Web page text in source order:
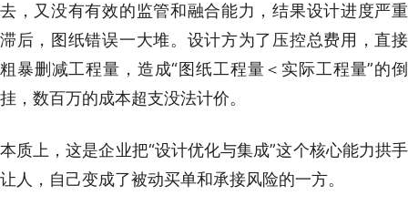
去，又没有有效的监管和融合能力，结果设计进度严重
滞后，图纸错误一大堆。设计方为了压控总费用，直接
粗暴删减工程量，造成“图纸工程量＜实际工程量”的倒
挂，数百万的成本超支没法计价。
本质上，这是企业把“设计优化与集成”这个核心能力拱手
让人，自己变成了被动买单和承接风险的一方。